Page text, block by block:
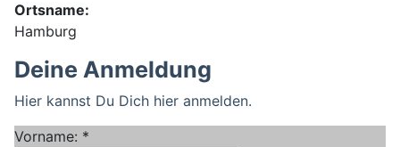
Ortsname:
Hamburg
Deine Anmeldung
Hier kannst Du Dich hier anmelden.
Vorname: *